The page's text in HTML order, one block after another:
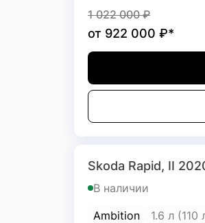
1 022 000₽
от 922 000 ₽*
Skoda Rapid, II
В наличии
Ambition
1.6 л (110